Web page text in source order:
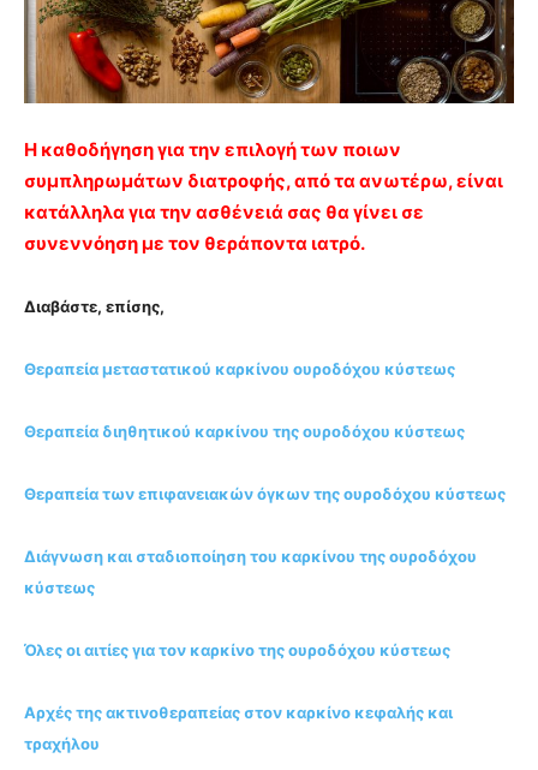
Η καθοδήγηση για την επιλογή των ποιων
συμπληρωμάτων διατροφής, από τα ανωτέρω, είναι
κατάλληλα για την ασθένειά σας θα γίνει σε
συνεννόηση με τον θεράποντα ιατρό.
Διαβάστε, επίσης,
Θεραπεία μεταστατικού καρκίνου ουροδόχου κύστεως
Θεραπεία διηθητικού καρκίνου της ουροδόχου κύστεως
Θεραπεία των επιφανειακών όγκων της ουροδόχου κύστεως
Διάγνωση και σταδιοποίηση του καρκίνου της ουροδόχου
κύστεως
Όλες οι αιτίες για τον καρκίνο της ουροδόχου κύστεως
Αρχές της ακτινοθεραπείας στον καρκίνο κεφαλής και
τραχήλου